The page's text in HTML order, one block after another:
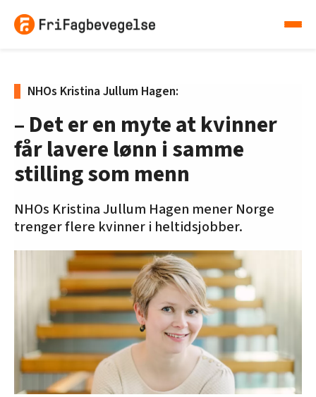
NHOs Kristina Jullum Hagen:
– Det er en myte at kvinner
får lavere lønn i samme
stilling som menn
NHOs Kristina Jullum Hagen mener Norge
trenger flere kvinner i heltidsjobber.